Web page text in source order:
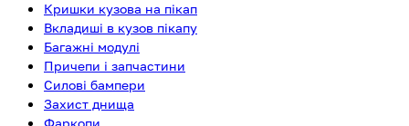
Кришки кузова на пікап
Вкладиші в кузов пікапу
Багажні модулі
Причепи і запчастини
Силові бампери
Захист днища
Фаркопи